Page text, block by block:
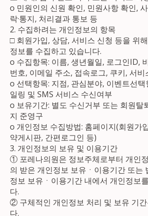
ο 민원인의 신원 확인, 민원사항 확인,
락·통지, 처리결과 통보 등
2. 수집하려는 개인정보의 항목
□ 회원가입, 상담, 서비스 신청 등을 위
정보를 수집하고 있습니다.
ο 수집항목: 이름, 생년월일, 로그인ID,
번호, 이메일 주소, 접속로그, 쿠키, 서비
ο 선택항목: 지점, 관심분야, 이벤트선
일링 및 SMS 서비스 수신여부
ο 보유기간: 별도 수신거부 또는 회원탈
지 준영구
ο 개인정보 수집방법: 홈페이지(회원가
약게시판, 간편로그인 등)
3. 개인정보의 보유 및 이용기간
① 포레나의원은 정보주체로부터 개인
의 받은 개인정보 보유ㆍ이용기간 또는
정보 보유ㆍ이용기간 내에서 개인정보
다.
② 구체적인 개인정보 처리 및 보유 기
다.